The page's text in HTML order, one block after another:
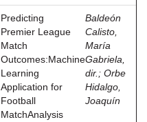
Predicting
Premier League
Match
Outcomes:Machine
Learning
Application for
Football
MatchAnalysis
Baldeón
Calisto,
María
Gabriela,
dir. ; Orbe
Hidalgo,
Joaquín